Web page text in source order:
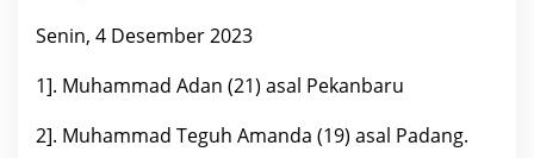
Senin, 4 Desember 2023
1]. Muhammad Adan (21) asal Pekanbaru
2]. Muhammad Teguh Amanda (19) asal Padang.